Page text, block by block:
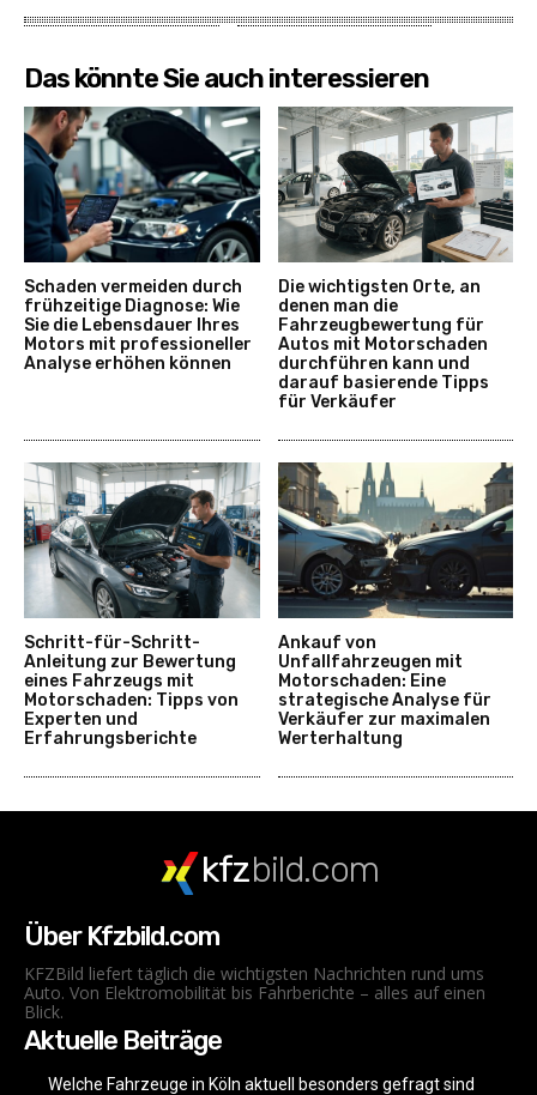
Das könnte Sie auch interessieren
Schaden vermeiden durch
frühzeitige Diagnose: Wie
Sie die Lebensdauer Ihres
Motors mit professioneller
Analyse erhöhen können
Die wichtigsten Orte, an
denen man die
Fahrzeugbewertung für
Autos mit Motorschaden
durchführen kann und
darauf basierende Tipps
für Verkäufer
Schritt-für-Schritt-
Anleitung zur Bewertung
eines Fahrzeugs mit
Motorschaden: Tipps von
Experten und
Erfahrungsberichte
Ankauf von
Unfallfahrzeugen mit
Motorschaden: Eine
strategische Analyse für
Verkäufer zur maximalen
Werterhaltung
kfzbild.com
Über Kfzbild.com
KFZBild liefert täglich die wichtigsten Nachrichten rund ums
Auto. Von Elektromobilität bis Fahrberichte – alles auf einen
Blick.
Aktuelle Beiträge
Welche Fahrzeuge in Köln aktuell besonders gefragt sind